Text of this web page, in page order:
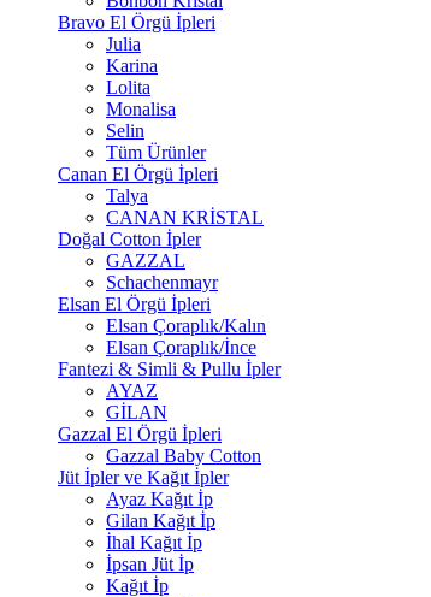
Bravo El Örgü İpleri
Julia
Karina
Lolita
Monalisa
Selin
Tüm Ürünler
Canan El Örgü İpleri
Talya
CANAN KRİSTAL
Doğal Cotton İpler
GAZZAL
Schachenmayr
Elsan El Örgü İpleri
Elsan Çoraplık/Kalın
Elsan Çoraplık/İnce
Fantezi & Simli & Pullu İpler
AYAZ
GİLAN
Gazzal El Örgü İpleri
Gazzal Baby Cotton
Jüt İpler ve Kağıt İpler
Ayaz Kağıt İp
Gilan Kağıt İp
İhal Kağıt İp
İpsan Jüt İp
Kağıt İp